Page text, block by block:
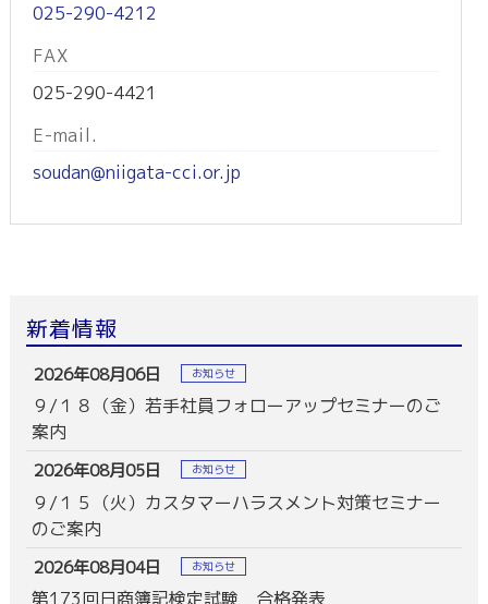
025-290-4212
FAX
025-290-4421
E-mail.
soudan@niigata-cci.or.jp
新着情報
2026年08月06日 お知らせ
９/１８（金）若手社員フォローアップセミナーのご
案内
2026年08月05日 お知らせ
９/１５（火）カスタマーハラスメント対策セミナー
のご案内
2026年08月04日 お知らせ
第173回日商簿記検定試験 合格発表